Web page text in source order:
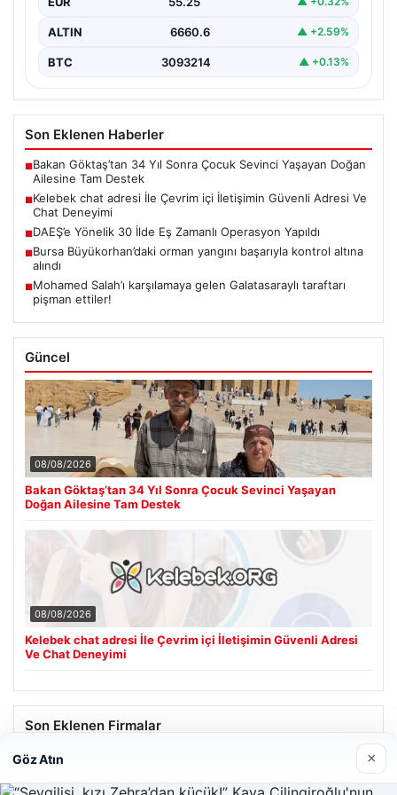
ALTIN 6660.6 ▲ +2.59%
BTC 3093214 ▲ +0.13%
Son Eklenen Haberler
■Bakan Göktaş’tan 34 Yıl Sonra Çocuk Sevinci Yaşayan Doğan
Ailesine Tam Destek
■Kelebek chat adresi İle Çevrim içi İletişimin Güvenli Adresi Ve
Chat Deneyimi
■DAEŞ’e Yönelik 30 İlde Eş Zamanlı Operasyon Yapıldı
■Bursa Büyükorhan’daki orman yangını başarıyla kontrol altına
alındı
■Mohamed Salah’ı karşılamaya gelen Galatasaraylı taraftarı
pişman ettiler!
Güncel
08/08/2026
Bakan Göktaş’tan 34 Yıl Sonra Çocuk Sevinci Yaşayan
Doğan Ailesine Tam Destek
08/08/2026
Kelebek chat adresi İle Çevrim içi İletişimin Güvenli Adresi
Ve Chat Deneyimi
Son Eklenen Firmalar
Göz Atın ×